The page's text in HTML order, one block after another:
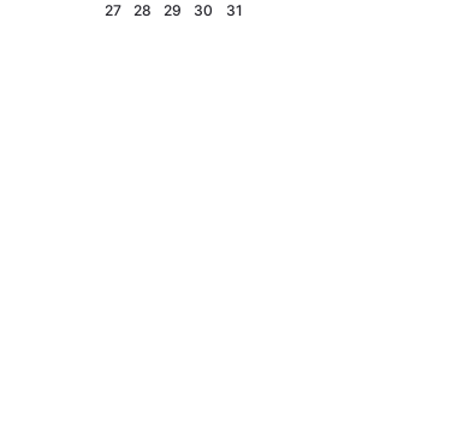
27
28 29 30 31